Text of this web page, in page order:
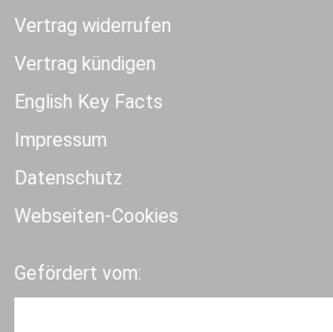
Vertrag widerrufen
Vertrag kündigen
English Key Facts
Impressum
Datenschutz
Webseiten-Cookies
Gefördert vom: